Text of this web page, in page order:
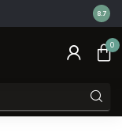
14
8.7
0